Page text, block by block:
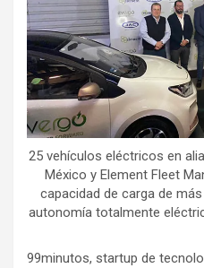
25 vehículos eléctricos en
México y Element Fleet
capacidad de carga de
autonomía totalmente
99minutos, startup de